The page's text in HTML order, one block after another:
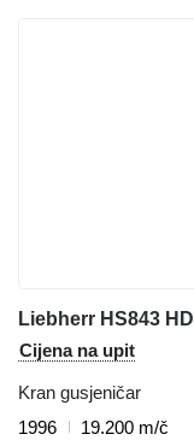
Liebherr HS843 HD
Cijena na upit
Kran gusjeničar
1996
19.200 m/č